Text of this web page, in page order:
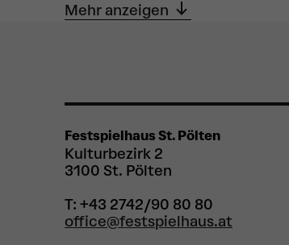
Mehr anzeigen
Festspielhaus St. Pölten
Kulturbezirk 2
3100 St. Pölten
T: +43 2742/90 80 80
office@festspielhaus.at